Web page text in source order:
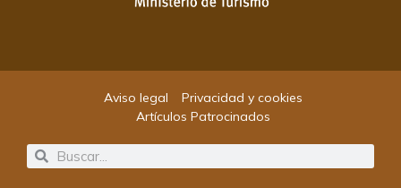
SearchSearch
Aviso legal
Privacidad y cookies
Artículos Patrocinados